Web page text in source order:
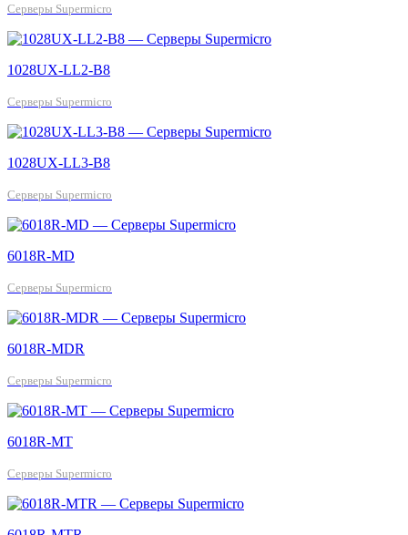
Серверы Supermicro
1028UX-LL2-B8
Серверы Supermicro
1028UX-LL3-B8
Серверы Supermicro
6018R-MD
Серверы Supermicro
6018R-MDR
Серверы Supermicro
6018R-MT
Серверы Supermicro